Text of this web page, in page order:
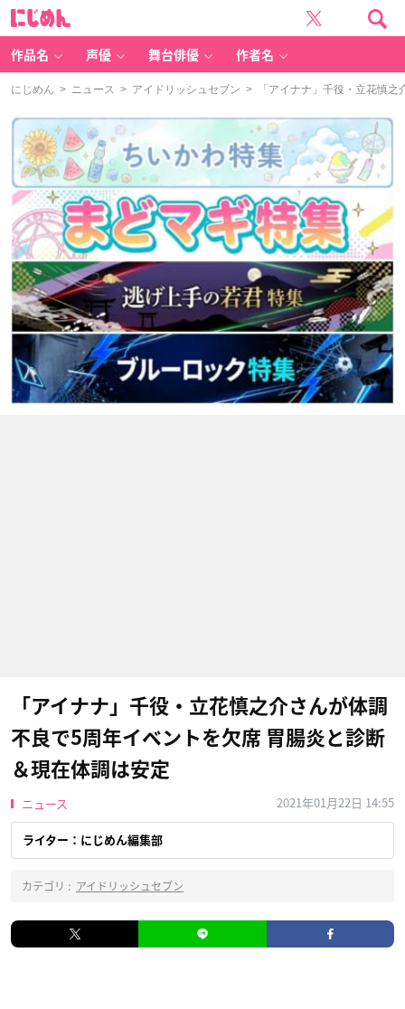
作品名 声優 舞台俳優 作者名
にじめん > ニュース > アイドリッシュセブン > 「アイナナ」千役・立花慎之
「アイナナ」千役・立花慎之介さんが体調
不良で5周年イベントを欠席 胃腸炎と診断
＆現在体調は安定
ニュース 2021年01月22日 14:55
ライター：にじめん編集部
カテゴリ : アイドリッシュセブン